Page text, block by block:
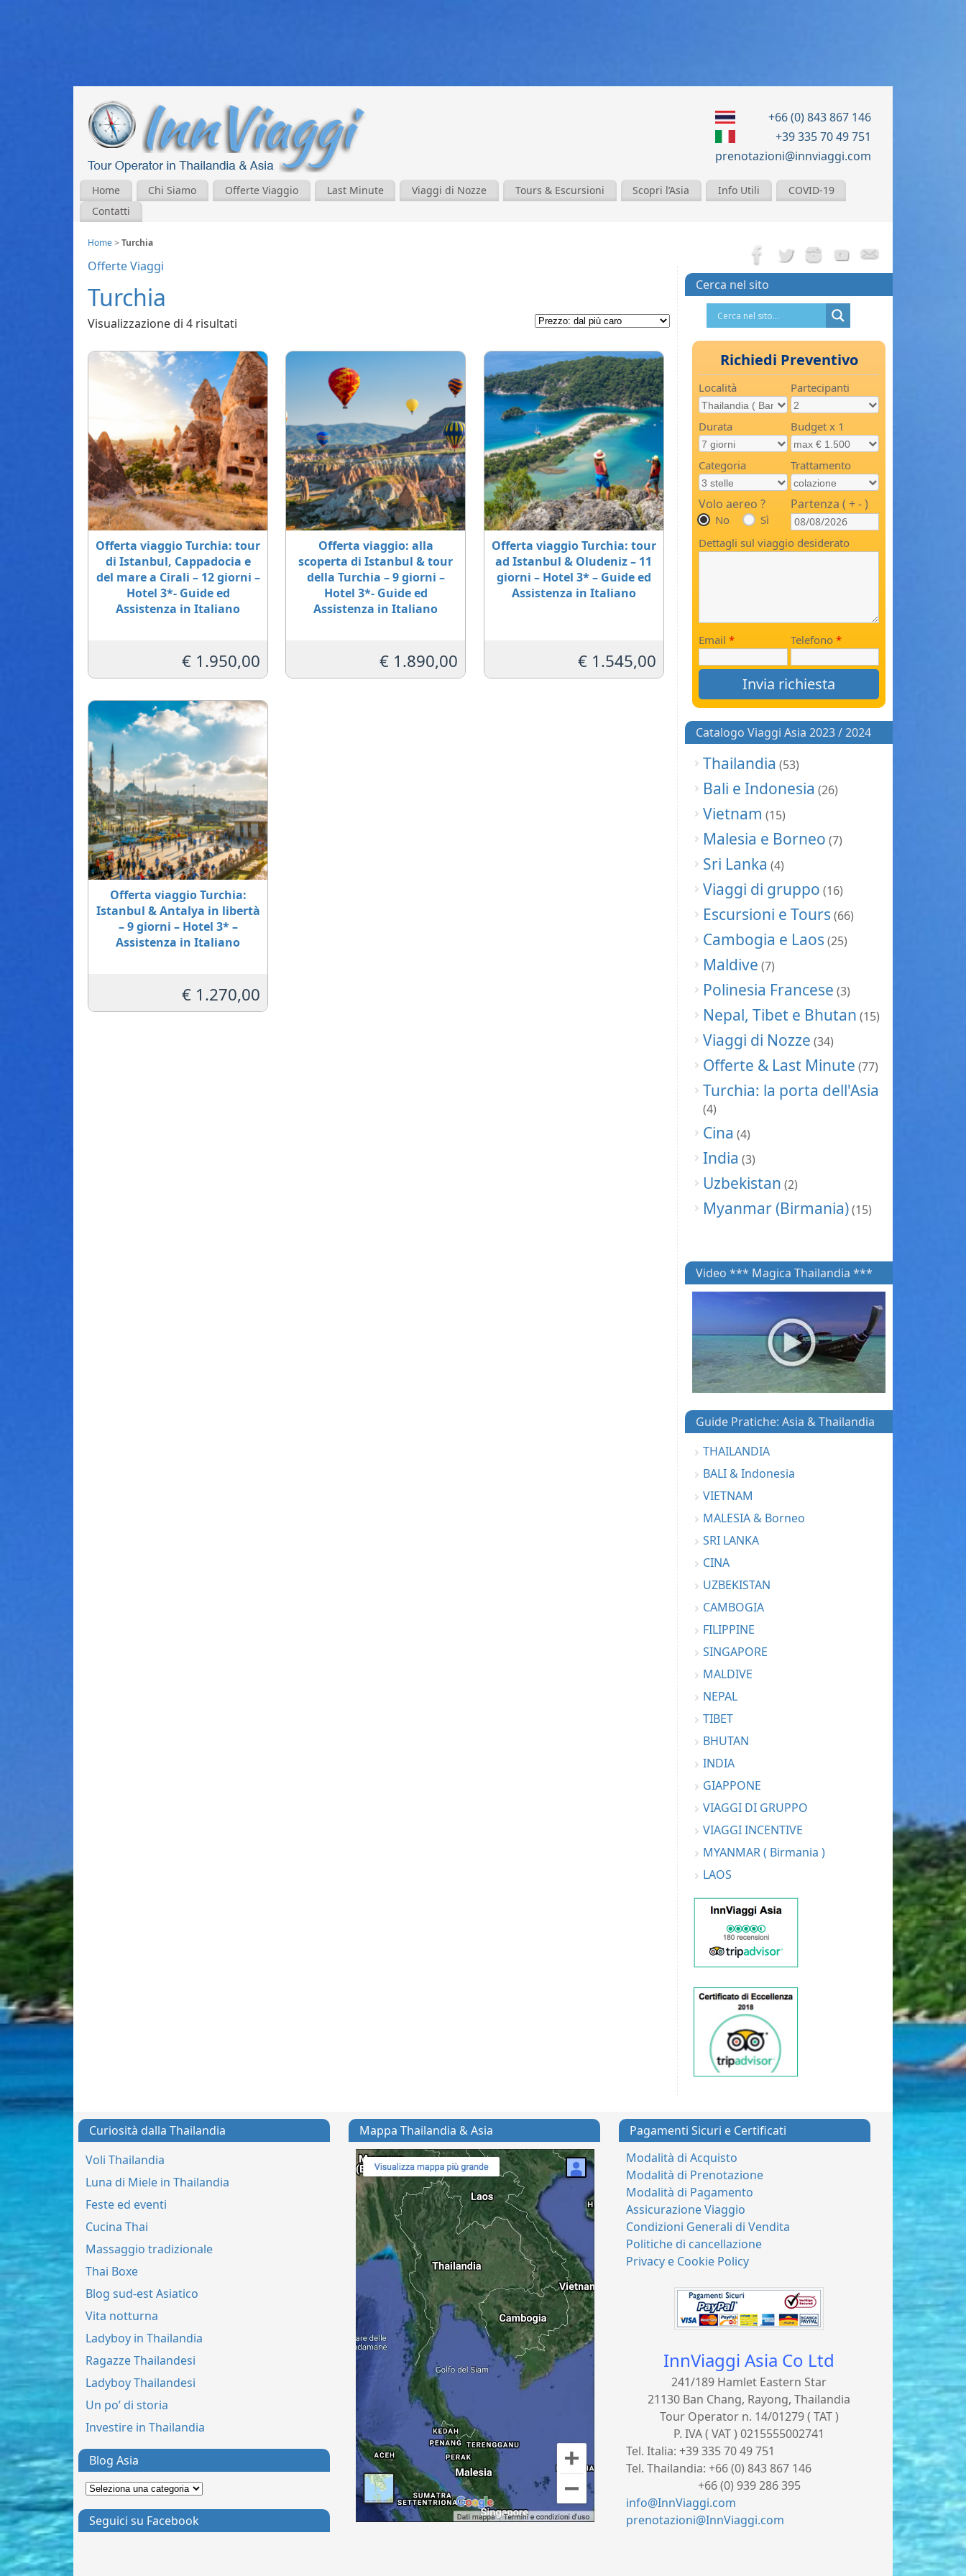
+66 (0) 843 867 146
+39 335 70 49 751
prenotazioni@innviaggi.com
Home Chi Siamo Offerte Viaggio Last Minute Viaggi di Nozze Tours & Escursioni Scopri l’Asia Info Utili
COVID-19
Contatti
Home> Turchia
Offerte Viaggi
Turchia
Visualizzazione di 4 risultati
Offerta viaggio Turchia: tour
di Istanbul, Cappadocia e
del mare a Cirali – 12 giorni –
Hotel 3*- Guide ed
Assistenza in Italiano
€ 1.950,00
Offerta viaggio: alla
scoperta di Istanbul & tour
della Turchia – 9 giorni –
Hotel 3*- Guide ed
Assistenza in Italiano
€ 1.890,00
Offerta viaggio Turchia: tour
ad Istanbul & Oludeniz – 11
giorni – Hotel 3* – Guide ed
Assistenza in Italiano
€1.545,00
Offerta viaggio Turchia:
Istanbul & Antalya in libertà
– 9 giorni – Hotel 3* –
Assistenza in Italiano
€ 1.270,00
Cerca nel sito
Richiedi Preventivo
Località Partecipanti
Durata Budget x 1
Categoria Trattamento
Volo aereo ?
No Sì
Partenza ( + - )
Dettagli sul viaggio desiderato
Email * Telefono *
Catalogo Viaggi Asia 2023 / 2024
Thailandia (53)
Bali e Indonesia (26)
Vietnam (15)
Malesia e Borneo (7)
Sri Lanka (4)
Viaggi di gruppo (16)
Escursioni e Tours (66)
Cambogia e Laos (25)
Maldive (7)
Polinesia Francese (3)
Nepal, Tibet e Bhutan (15)
Viaggi di Nozze (34)
Offerte & Last Minute (77)
Turchia: la porta dell'Asia
(4)
Cina (4)
India (3)
Uzbekistan (2)
Myanmar (Birmania)(15)
Video *** Magica Thailandia ***
Guide Pratiche: Asia & Thailandia
THAILANDIA
BALI & Indonesia
VIETNAM
MALESIA & Borneo
SRI LANKA
CINA
UZBEKISTAN
CAMBOGIA
FILIPPINE
SINGAPORE
MALDIVE
NEPAL
TIBET
BHUTAN
INDIA
GIAPPONE
VIAGGI DI GRUPPO
VIAGGI INCENTIVE
MYANMAR ( Birmania )
LAOS
Curiosità dalla Thailandia
Voli Thailandia
Luna di Miele in Thailandia
Feste ed eventi
Cucina Thai
Massaggio tradizionale
Thai Boxe
Blog sud-est Asiatico
Vita notturna
Ladyboy in Thailandia
Ragazze Thailandesi
Ladyboy Thailandesi
Un po’ di storia
Investire in Thailandia
Blog Asia
Seguici su Facebook
Mappa Thailandia & Asia
Pagamenti Sicuri e Certificati
Modalità di Acquisto
Modalità di Prenotazione
Modalità di Pagamento
Assicurazione Viaggio
Condizioni Generali di Vendita
Politiche di cancellazione
Privacy e Cookie Policy
InnViaggi Asia Co Ltd
241/189 Hamlet Eastern Star
21130 Ban Chang, Rayong, Thailandia
Tour Operator n. 14/01279 ( TAT )
P. IVA ( VAT ) 0215555002741
Tel. Italia:+39 335 70 49 751
Tel. Thailandia:+66 (0) 843 867 146
+66 (0) 939 286 395
info@InnViaggi.com
prenotazioni@InnViaggi.com